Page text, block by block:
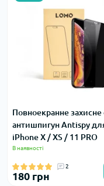
Повноекранне захисне
антишпигун Antispy
iPhone X / XS / 11 PRO
В наявності
2
180 грн